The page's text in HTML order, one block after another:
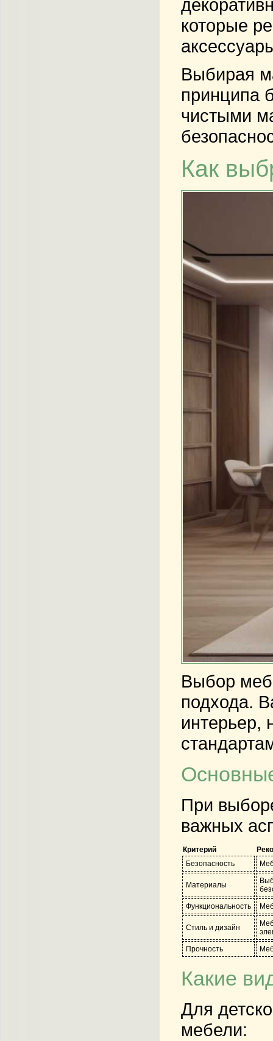
которые
Выбирая
принципа
чистыми
Как
Выбор
подхода.
интерьер,
При
важных
Критерий
Безопасность
Материалы
Функциональность
Стиль и дизайн
Прочность
Какие
Для
мебели: